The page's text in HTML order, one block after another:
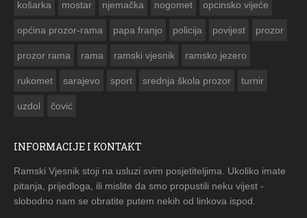
košarka mostar njemačka nogomet opcinsko vijeće
općina prozor-rama papa franjo policija povijest prozor
prozor rama rama ramski vjesnik ramsko jezero
rukomet sarajevo sport srednja škola prozor turnir
uzdol čović
INFORMACIJE I KONTAKT
Ramski Vjesnik stoji na usluzi svim posjetiteljima. Ukoliko imate
pitanja, prijedloga, ili mislite da smo propustili neku vijest -
slobodno nam se obratite putem nekih od linkova ispod.